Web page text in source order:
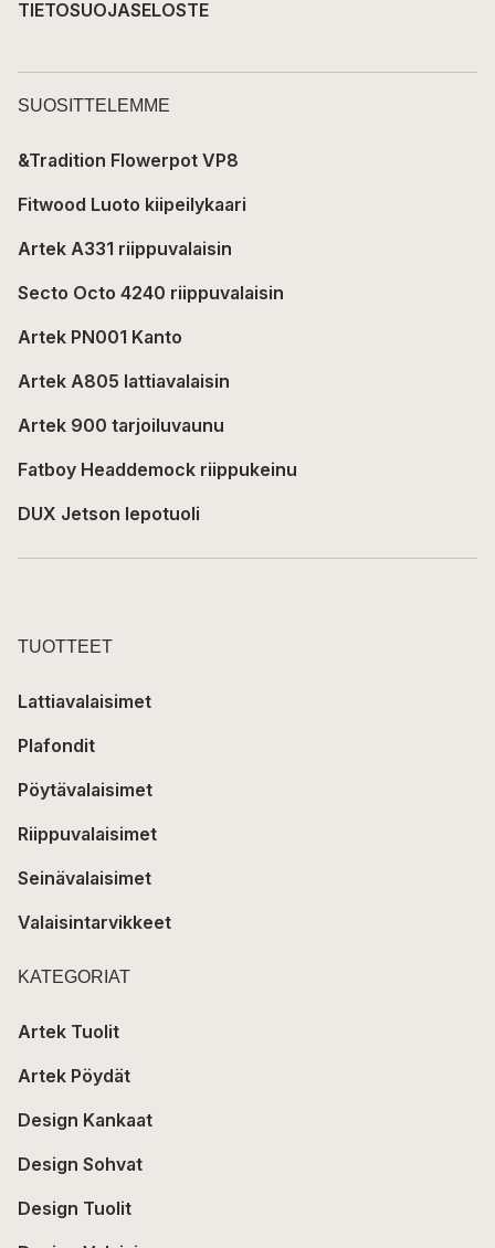
TIETOSUOJASELOSTE
SUOSITTELEMME
&Tradition Flowerpot VP8
Fitwood Luoto kiipeilykaari
Artek A331 riippuvalaisin
Secto Octo 4240 riippuvalaisin
Artek PN001 Kanto
Artek A805 lattiavalaisin
Artek 900 tarjoiluvaunu
Fatboy Headdemock riippukeinu
DUX Jetson lepotuoli
TUOTTEET
Lattiavalaisimet
Plafondit
Pöytävalaisimet
Riippuvalaisimet
Seinävalaisimet
Valaisintarvikkeet
KATEGORIAT
Artek Tuolit
Artek Pöydät
Design Kankaat
Design Sohvat
Design Tuolit